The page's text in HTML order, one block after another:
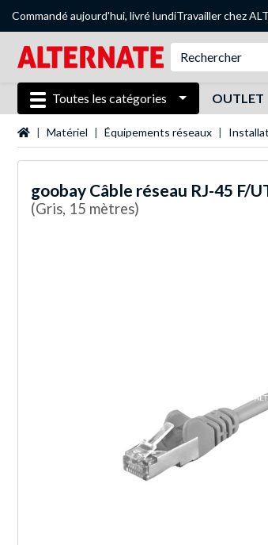
Commandé aujourd'hui, livré lundiTravailler chez
Toutes les catégories OUTLET
Page d'accueil
Matériel Équipements réseaux
goobay Câble réseau RJ-45 F/
(Gris, 15 mètres)